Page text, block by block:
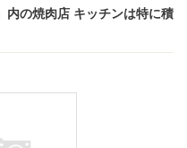
内の焼肉店 キッチンは特に積